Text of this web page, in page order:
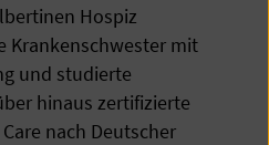
Hospiz
Krankenschwester mit
und studierte
hinaus zertifizierte
nach Deutscher